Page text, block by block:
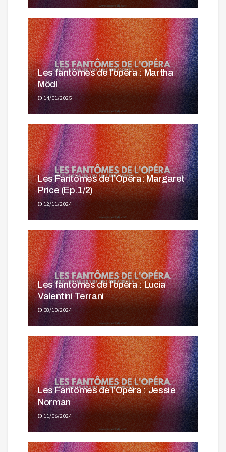
Les fantômes de l’opéra : Martha
Mödl
14/01/2025
Les Fantômes de l’Opéra: Margaret
Price (Ep.1/2)
12/11/2024
Les fantômes de l’opéra : Lucia
Valentini Terrani
08/10/2024
Les Fantômes de l’Opéra : Jessie
Norman
11/06/2024